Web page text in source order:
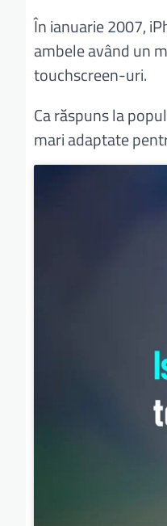
În ianuarie 2007,
ambele având un
touchscreen-uri.
Ca răspuns la
mari adaptate